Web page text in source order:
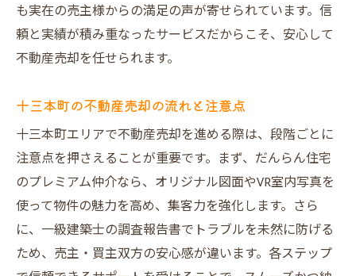
オリジナル図面で集客力アップを実現
オークション買取で高値売却を目指すコツ
VR室内写真活用で魅力を最大化する方法
仲介手数料を抑えた売却方法の選び方
だんらん住宅の強みで安心の不動産売却
だんらん住宅の不動産売却が安心な理由
売却トラブルを防ぐ建物状況調査の重要性
口コミで評判の高いサポート体制を解説
高値売却を叶える独自のプレミアム仲介
も実在の売主様からの満足の声が寄せられています。信
頼と実績が積み重なったサービスだからこそ、安心して
不動産売却を任せられます。
十三本町の不動産売却の流れと注意点
十三本町エリアで不動産売却を進める際は、段階ごとに
注意点を押さえることが重要です。まず、だんらん住宅
のプレミアム仲介なら、オリジナル図面やVR室内写真を
使って物件の魅力を高め、集客力を強化します。さら
に、一級建築士の調査報告書でトラブルを未然に防げる
ため、売主・買主双方の安心感が違います。各ステップ